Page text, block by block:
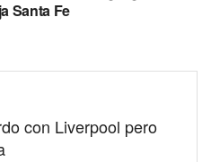
Santa Fe
con Liverpool pero